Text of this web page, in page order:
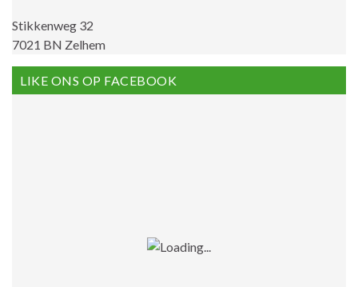
Stikkenweg 32
7021 BN Zelhem
LIKE ONS OP FACEBOOK